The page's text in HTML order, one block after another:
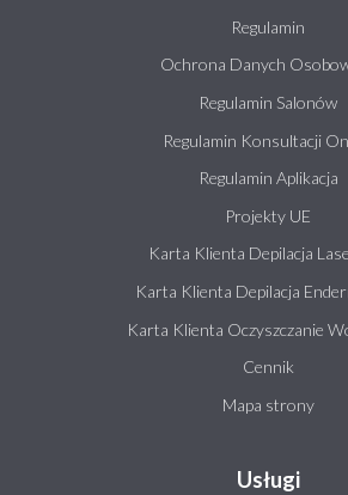
Regulamin
Ochrona Danych
Regulamin Salonów
Regulamin Konsultacji
Regulamin Aplikacja
Projekty UE
Karta Klienta Depilacja
Karta Klienta Depilacja
Karta Klienta Oczyszczanie
Cennik
Mapa strony
Usługi